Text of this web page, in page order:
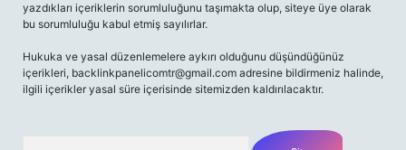
yazdıkları içeriklerin sorumluluğunu taşımakta olup, siteye üye olarak
bu sorumluluğu kabul etmiş sayılırlar.
Hukuka ve yasal düzenlemelere aykırı olduğunu düşündüğünüz
içerikleri, backlinkpanelicomtr@gmail.com adresine bildirmeniz halinde,
ilgili içerikler yasal süre içerisinde sitemizden kaldırılacaktır.